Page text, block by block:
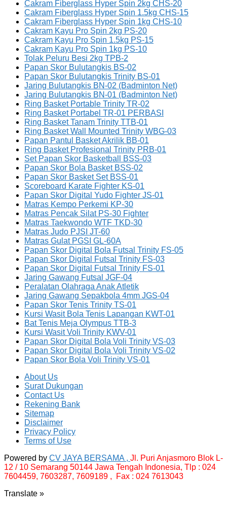
Cakram Fiberglass Hyper Spin 2kg CHS-20
Cakram Fiberglass Hyper Spin 1.5kg CHS-15
Cakram Fiberglass Hyper Spin 1kg CHS-10
Cakram Kayu Pro Spin 2kg PS-20
Cakram Kayu Pro Spin 1.5kg PS-15
Cakram Kayu Pro Spin 1kg PS-10
Tolak Peluru Besi 2kg TPB-2
Papan Skor Bulutangkis BS-02
Papan Skor Bulutangkis Trinity BS-01
Jaring Bulutangkis BN-02 (Badminton Net)
Jaring Bulutangkis BN-01 (Badminton Net)
Ring Basket Portable Trinity TR-02
Ring Basket Portabel TR-01 PERBASI
Ring Basket Tanam Trinity TTB-01
Ring Basket Wall Mounted Trinity WBG-03
Papan Pantul Basket Akrilik BB-01
Ring Basket Profesional Trinity PRB-01
Set Papan Skor Basketball BSS-03
Papan Skor Bola Basket BSS-02
Papan Skor Basket Set BSS-01
Scoreboard Karate Fighter KS-01
Papan Skor Digital Yudo Fighter JS-01
Matras Kempo Perkemi KP-30
Matras Pencak Silat PS-30 Fighter
Matras Taekwondo WTF TKD-30
Matras Judo PJSI JT-60
Matras Gulat PGSI GL-60A
Papan Skor Digital Bola Futsal Trinity FS-05
Papan Skor Digital Futsal Trinity FS-03
Papan Skor Digital Futsal Trinity FS-01
Jaring Gawang Futsal JGF-04
Peralatan Olahraga Anak Atletik
Jaring Gawang Sepakbola 4mm JGS-04
Papan Skor Tenis Trinity TS-01
Kursi Wasit Bola Tenis Lapangan KWT-01
Bat Tenis Meja Olympus TTB-3
Kursi Wasit Voli Trinity KWV-01
Papan Skor Digital Bola Voli Trinity VS-03
Papan Skor Digital Bola Voli Trinity VS-02
Papan Skor Bola Voli Trinity VS-01
About Us
Surat Dukungan
Contact Us
Rekening Bank
Sitemap
Disclaimer
Privacy Policy
Terms of Use
Powered by CV JAYA BERSAMA , Jl. Puri Anjasmoro Blok L-
12 / 10 Semarang 50144 Jawa Tengah Indonesia, Tlp : 024
7604459, 7603287, 7609189 , Fax : 024 7613043
Translate »